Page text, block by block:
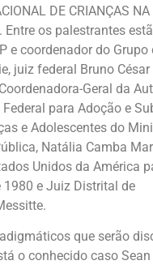
DE CRIANÇAS NA
Entre os palestrantes
e coordenador do Grupo
juiz federal Bruno
Geral da
para Adoção e
e Adolescentes do
Natália Camba
Unidos da América
1980 e Juiz Distrital de
que serão
o conhecido caso